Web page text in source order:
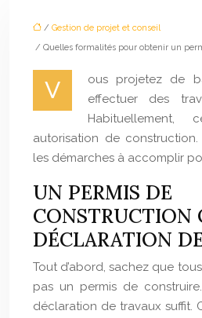
/ Gestion de projet et conseil
/ Quelles formalités pour obtenir un
V
ous projetez de
effectuer des
Habituellement,
autorisation de
les démarches à accomplir
UN PERMIS DE
CONSTRUCTION
DÉCLARATION
Tout d’abord, sachez que
pas un permis de
déclaration de travaux suffit.